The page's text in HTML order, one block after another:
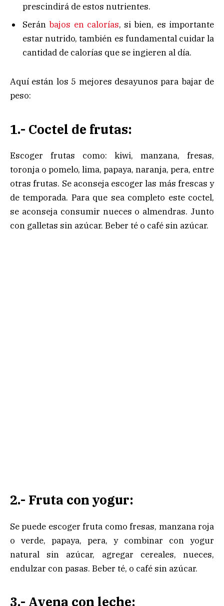
prescindirá de estos nutrientes.
Seránbajos en calorías, si bien, es importante
estar nutrido, también es fundamental cuidar la
cantidad de calorías que se ingieren al día.
Aquí están los 5 mejores desayunos para bajar de
peso:
1.- Coctel de frutas:
Escoger frutas como: kiwi, manzana, fresas,
toronja o pomelo, lima, papaya, naranja, pera, entre
otras frutas. Se aconseja escoger las más frescas y
de temporada. Para que sea completo este coctel,
se aconseja consumir nueces o almendras. Junto
con galletas sin azúcar. Beber té o café sin azúcar.
2.- Fruta con yogur:
Se puede escoger fruta como fresas, manzana roja
o verde, papaya, pera, y combinar con yogur
natural sin azúcar, agregar cereales, nueces,
endulzar con pasas. Beber té, o café sin azúcar.
3.- Avena con leche: